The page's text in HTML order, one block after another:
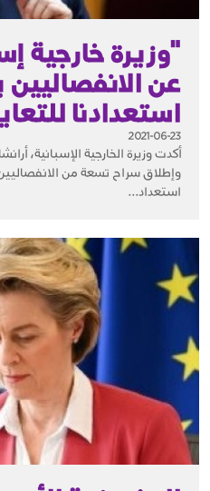
"وزيرة خارجية
عن الانفصاليين
استعدادنا
2021-06-23
أكدت وزيرة الخارجية الإسبانية،
وإطلاق سراح تسعة من الانفصاليين
استعداد...